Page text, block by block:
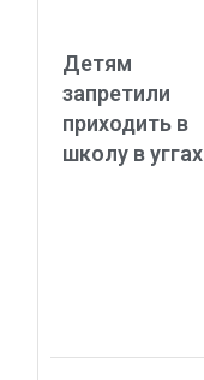
Детям
запретили
приходить в
школу в уггах